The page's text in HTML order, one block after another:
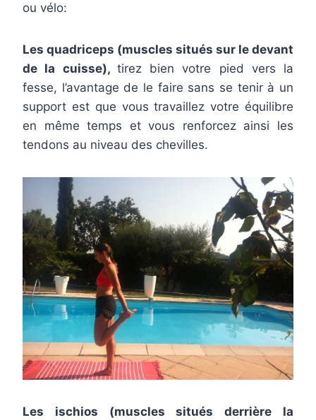
ou vélo:
Les quadriceps (muscles situés sur le devant
de la cuisse), tirez bien votre pied vers la
fesse, l’avantage de le faire sans se tenir à un
support est que vous travaillez votre équilibre
en même temps et vous renforcez ainsi les
tendons au niveau des chevilles.
Les ischios (muscles situés derrière la